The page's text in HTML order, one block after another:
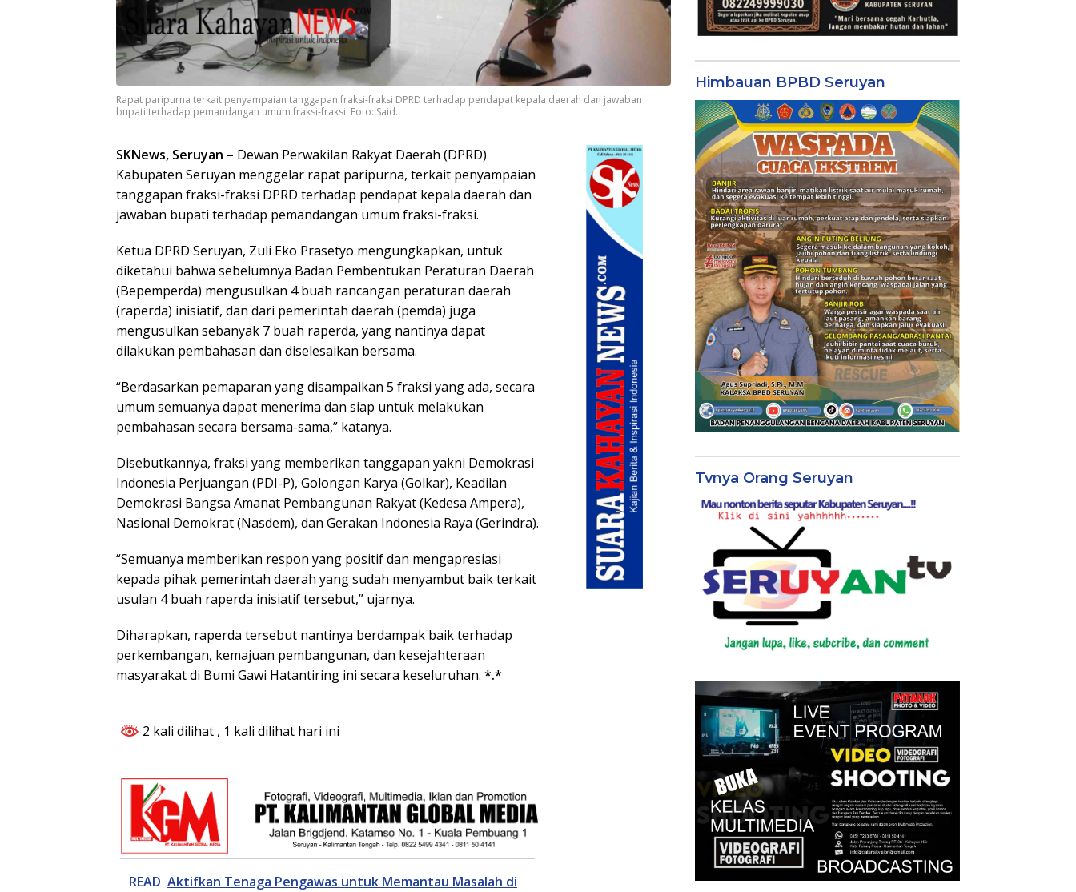
Rapat paripurna terkait penyampaian tanggapan fraksi-fraksi DPRD terhadap pendapat kepala daerah dan jawaban
bupati terhadap pemandangan umum fraksi-fraksi. Foto: Said.
SKNews, Seruyan – Dewan Perwakilan Rakyat Daerah (DPRD)
Kabupaten Seruyan menggelar rapat paripurna, terkait penyampaian
tanggapan fraksi-fraksi DPRD terhadap pendapat kepala daerah dan
jawaban bupati terhadap pemandangan umum fraksi-fraksi.
Ketua DPRD Seruyan, Zuli Eko Prasetyo mengungkapkan, untuk
diketahui bahwa sebelumnya Badan Pembentukan Peraturan Daerah
(Bepemperda) mengusulkan 4 buah rancangan peraturan daerah
(raperda) inisiatif, dan dari pemerintah daerah (pemda) juga
mengusulkan sebanyak 7 buah raperda, yang nantinya dapat
dilakukan pembahasan dan diselesaikan bersama.
“Berdasarkan pemaparan yang disampaikan 5 fraksi yang ada, secara
umum semuanya dapat menerima dan siap untuk melakukan
pembahasan secara bersama-sama,” katanya.
Disebutkannya, fraksi yang memberikan tanggapan yakni Demokrasi
Indonesia Perjuangan (PDI-P), Golongan Karya (Golkar), Keadilan
Demokrasi Bangsa Amanat Pembangunan Rakyat (Kedesa Ampera),
Nasional Demokrat (Nasdem), dan Gerakan Indonesia Raya (Gerindra).
“Semuanya memberikan respon yang positif dan mengapresiasi
kepada pihak pemerintah daerah yang sudah menyambut baik terkait
usulan 4 buah raperda inisiatif tersebut,” ujarnya.
Diharapkan, raperda tersebut nantinya berdampak baik terhadap
perkembangan, kemajuan pembangunan, dan kesejahteraan
masyarakat di Bumi Gawi Hatantiring ini secara keseluruhan. *.*
2 kali dilihat , 1 kali dilihat hari ini
READ Aktifkan Tenaga Pengawas untuk Memantau Masalah di
Himbauan BPBD Seruyan
Tvnya Orang Seruyan